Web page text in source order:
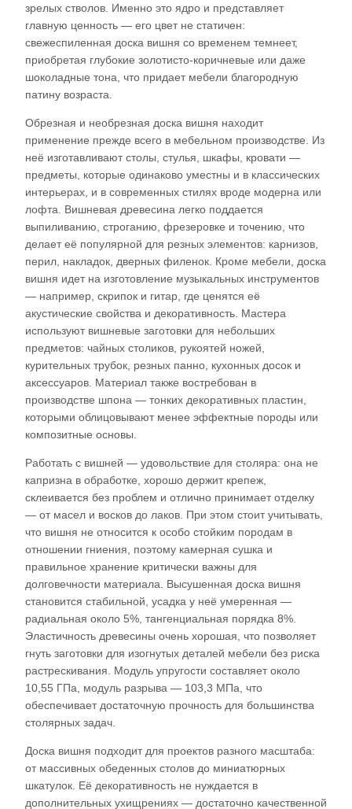
зрелых стволов. Именно это ядро и представляет
главную ценность — его цвет не статичен:
свежеспиленная доска вишня со временем темнеет,
приобретая глубокие золотисто-коричневые или даже
шоколадные тона, что придает мебели благородную
патину возраста.​
Обрезная и необрезная доска вишня находит
применение прежде всего в мебельном производстве. Из
неё изготавливают столы, стулья, шкафы, кровати —
предметы, которые одинаково уместны и в классических
интерьерах, и в современных стилях вроде модерна или
лофта. Вишневая древесина легко поддается
выпиливанию, строганию, фрезеровке и точению, что
делает её популярной для резных элементов: карнизов,
перил, накладок, дверных филенок. Кроме мебели, доска
вишня идет на изготовление музыкальных инструментов
— например, скрипок и гитар, где ценятся её
акустические свойства и декоративность. Мастера
используют вишневые заготовки для небольших
предметов: чайных столиков, рукоятей ножей,
курительных трубок, резных панно, кухонных досок и
аксессуаров. Материал также востребован в
производстве шпона — тонких декоративных пластин,
которыми облицовывают менее эффектные породы или
композитные основы.​
Работать с вишней — удовольствие для столяра: она не
капризна в обработке, хорошо держит крепеж,
склеивается без проблем и отлично принимает отделку
— от масел и восков до лаков. При этом стоит учитывать,
что вишня не относится к особо стойким породам в
отношении гниения, поэтому камерная сушка и
правильное хранение критически важны для
долговечности материала. Высушенная доска вишня
становится стабильной, усадка у неё умеренная —
радиальная около 5%, тангенциальная порядка 8%.
Эластичность древесины очень хорошая, что позволяет
гнуть заготовки для изогнутых деталей мебели без риска
растрескивания. Модуль упругости составляет около
10,55 ГПа, модуль разрыва — 103,3 МПа, что
обеспечивает достаточную прочность для большинства
столярных задач.​
Доска вишня подходит для проектов разного масштаба:
от массивных обеденных столов до миниатюрных
шкатулок. Её декоративность не нуждается в
дополнительных ухищрениях — достаточно качественной